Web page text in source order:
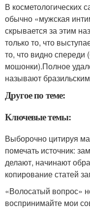
В косметологических
обычно «мужская
скрывается за этим
только то, что
то, что видно спереди
мошонки).Полное
называют
Другое по теме:
Ключевые темы:
Выборочно цитируя
помечать источник:
делают, начинают
копирование статей
«Волосатый вопрос»
воспринимайте мои